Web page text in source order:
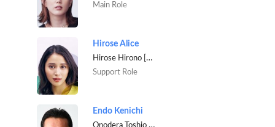
Main Role
Hirose Alice
Hirose Hirono [Radiologist]
Support Role
Endo Kenichi